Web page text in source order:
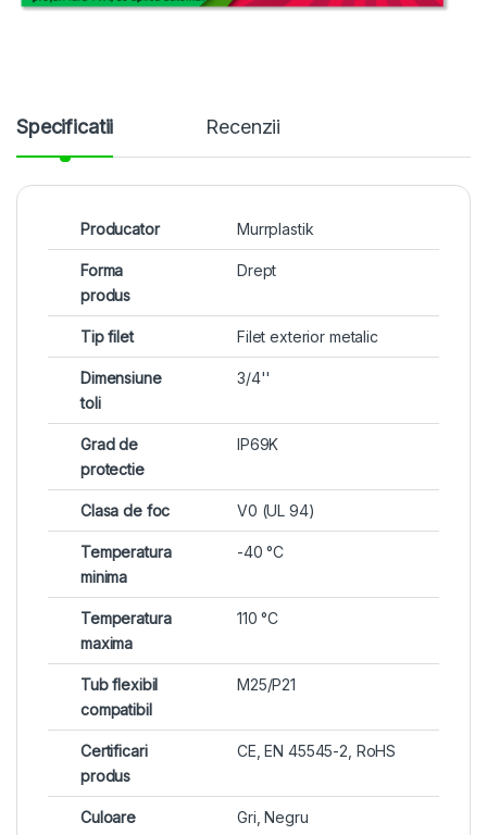
Specificatii Recenzii
Producator Murrplastik
Forma
produs
Drept
Tip filet Filet exterior metalic
Dimensiune
toli
3/4''
Grad de
protectie
IP69K
Clasa de foc V0 (UL 94)
Temperatura
minima
-40 °C
Temperatura
maxima
110 °C
Tub flexibil
compatibil
M25/P21
Certificari
produs
CE, EN 45545-2, RoHS
Culoare Gri, Negru